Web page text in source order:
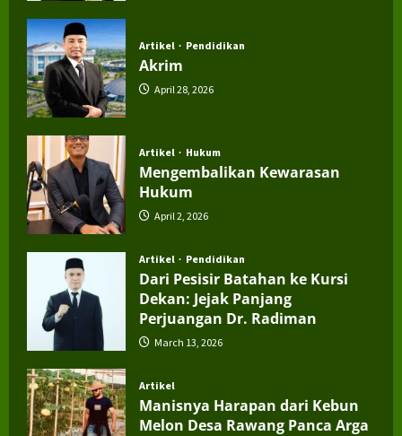
Artikel Pendidikan
Akrim
April 28, 2026
Artikel Hukum
Mengembalikan Kewarasan
Hukum
April 2, 2026
Artikel Pendidikan
Dari Pesisir Batahan ke Kursi
Dekan: Jejak Panjang
Perjuangan Dr. Radiman
March 13, 2026
Artikel
Manisnya Harapan dari Kebun
Melon Desa Rawang Panca Arga